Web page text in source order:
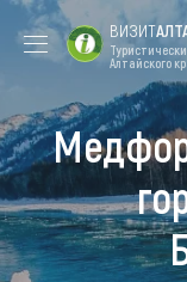
Форум VISIT
ALTAI
Туры
Где
ВИЗИТ
Алтайского